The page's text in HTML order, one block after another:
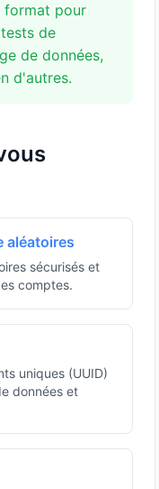
format pour
de
de données,
d'autres.
aléatoires
sécurisés et
comptes.
uniques (UUID)
données et